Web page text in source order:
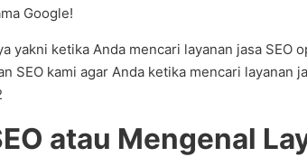
Google!
yakni ketika Anda mencari layanan jasa
SEO kami agar Anda ketika mencari
atau Mengenal